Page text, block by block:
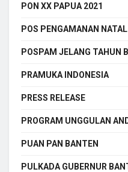
PON XX PAPUA 2021
POS PENGAMANAN
POSPAM JELANG TAHUN
PRAMUKA INDONESIA
PRESS RELEASE
PROGRAM UNGGULAN
PUAN PAN BANTEN
PULKADA GUBERNUR